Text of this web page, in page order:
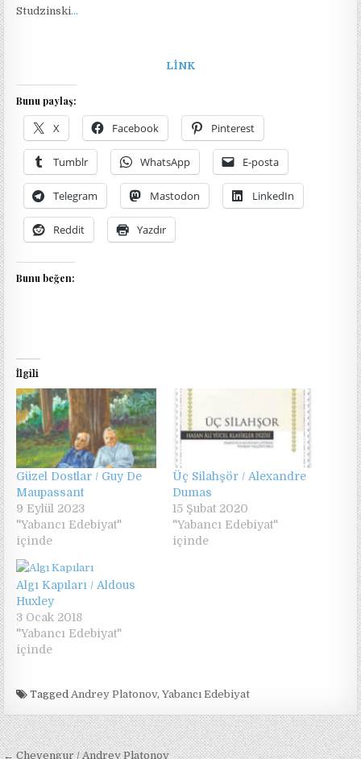
Studzinski…
LİNK
Bunu paylaş:
X Facebook Pinterest
Tumblr WhatsApp E-posta
Telegram Mastodon LinkedIn
Reddit Yazdır
Bunu beğen:
İlgili
Güzel Dostlar / Guy De
Maupassant
9 Eylül 2023
"Yabancı Edebiyat"
içinde
Üç Silahşör / Alexandre
Dumas
15 Şubat 2020
"Yabancı Edebiyat"
içinde
Algı Kapıları / Aldous
Huxley
3 Ocak 2018
"Yabancı Edebiyat"
içinde
Tagged Andrey Platonov,Yabancı Edebiyat
← Chevengur / Andrey Platonov